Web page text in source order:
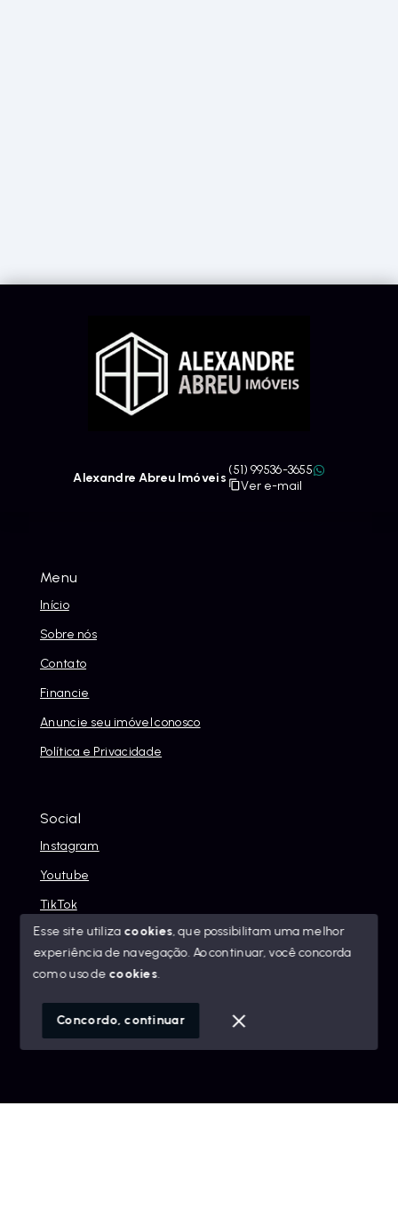
Menu
Início
Sobre nós
Contato
Financie
Anuncie seu imóvel conosco
Política e Privacidade
Social
Instagram
Youtube
TikTok
© Copyright 2026 - Alexandre Abreu Imóveis - Todos os
SITE PARA IMOBILIARIA
Alexandre Abreu Imóveis
(51) 99536-3655
Ver e-mail
Esse site utiliza cookies, que possibilitam uma melhor
experiência de navegação.Ao continuar, você concorda
com o uso de cookies.
Concordo, continuar